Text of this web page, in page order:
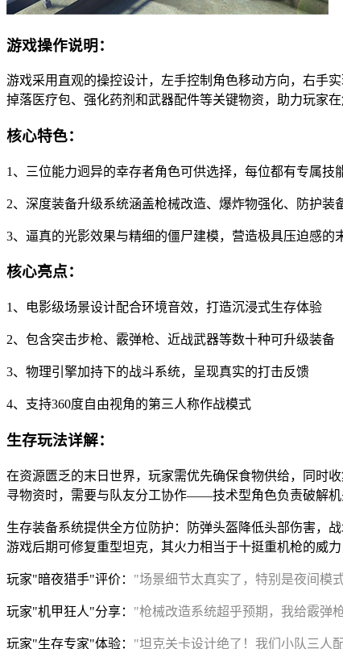
游戏操作说明：
游戏采用直观的操控设计，左手控制角色移动方向，右手
掉落医疗包、强化药剂和武器配件等关键物资，助力玩家在
核心特色：
1、三位能力迥异的幸存者角色可供选择，每位都有专属技
2、深度装备升级系统涵盖枪械改造、爆炸物强化、防护装
3、逼真的光影效果与精细的僵尸建模，营造极具压迫感的
核心亮点：
1、电影级场景设计配合环境音效，打造沉浸式生存体验
2、包含突击步枪、霰弹枪、近战武器等数十种可升级装备
3、物理引擎加持下的战斗系统，呈现真实的打击反馈
4、支持360度自由视角的第三人称作战模式
生存玩法详解：
在资源匮乏的末日世界，玩家需优先确保食物供给，同时
寻物资时，需要与队友分工协作——技术型角色负责破解机
生存装备系统提供全方位防护：防弹头盔降低头部伤害，
游戏后期可修复重型坦克，其火力相当于十挺重机枪的威
玩家"暗夜猎手"评价： "场景细节太真实了，特别是夜间模
玩家"机甲狂人"分享： "枪械改造系统超乎预期，我给霰弹
玩家"生存专家"体验： "坦克关卡设计绝了！我们小队三人